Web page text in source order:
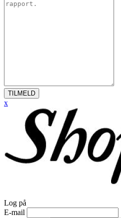
TILMELD
x
Log på
E-mail